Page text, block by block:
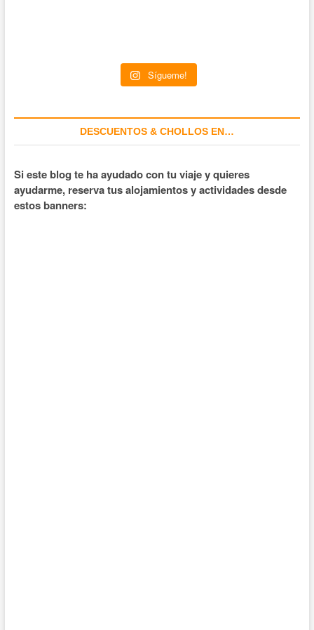
Sígueme!
DESCUENTOS & CHOLLOS EN…
Si este blog te ha ayudado con tu viaje y quieres
ayudarme, reserva tus alojamientos y actividades desde
estos banners: